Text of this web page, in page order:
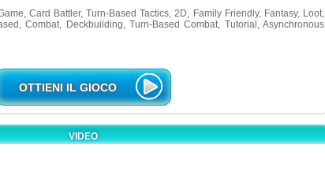
Card Battler, Turn-Based Tactics, 2D, Family Friendly, Fantasy, Loot,
Combat, Deckbuilding, Turn-Based Combat, Tutorial, Asynchronous
OTTIENI IL GIOCO
VIDEO